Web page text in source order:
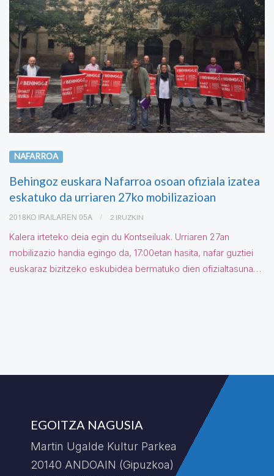
NAFARROA
Behingoz euskara Nafarroa osoan ofiziala izatea
eskatuko da urriaren 27ko mobilizazioan
2018KO IRAILAREN 05A 2 IRUZKIN
Kalera irteteko deia egin du Kontseiluak. Urriaren 27an
mobilizazio handia egingo da, 17:00etan hasita, nafar guztiei
euskaraz bizitzeko eskubidea bermatuko dien ofizialtasuna…
EGOITZA NAGUSIA
Martin Ugalde Kultur Parkea
20140 ANDOAIN (Gipuzkoa)